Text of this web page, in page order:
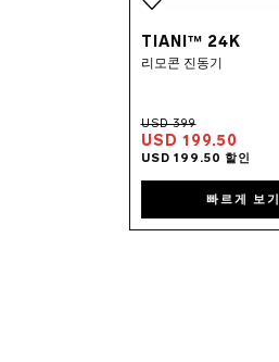
TIANI™ 24K
리모콘 진동기
USD 199.50
빠르게 보기